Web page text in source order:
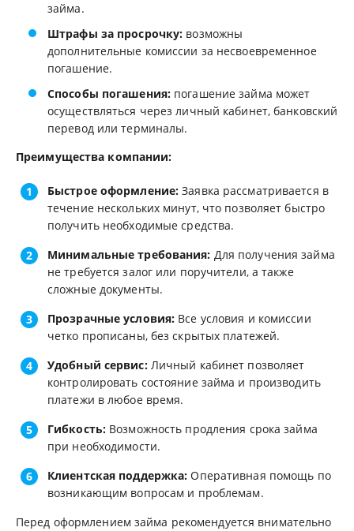
займа.
Штрафы за просрочку: возможны
дополнительные комиссии за несвоевременное
погашение.
Способы погашения: погашение займа может
осуществляться через личный кабинет, банковский
перевод или терминалы.
Преимущества компании:
Быстрое оформление: Заявка рассматривается в
течение нескольких минут, что позволяет быстро
получить необходимые средства.
Минимальные требования: Для получения займа
не требуется залог или поручители, а также
сложные документы.
Прозрачные условия: Все условия и комиссии
четко прописаны, без скрытых платежей.
Удобный сервис:Личный кабинет позволяет
контролировать состояние займа и производить
платежи в любое время.
Гибкость: Возможность продления срока займа
при необходимости.
Клиентская поддержка: Оперативная помощь по
возникающим вопросам и проблемам.
Перед оформлением займа рекомендуется внимательно